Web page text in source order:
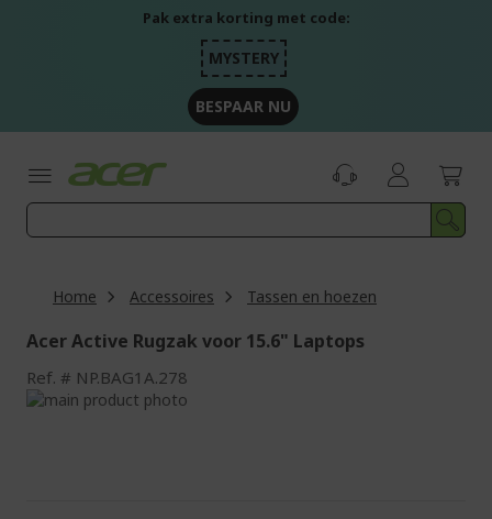
Pak extra korting met code:
MYSTERY
BESPAAR NU
Home Accessoires Tassen en hoezen
Acer Active Rugzak voor 15.6" Laptops
Ref. NP.BAG1A.278
Ga